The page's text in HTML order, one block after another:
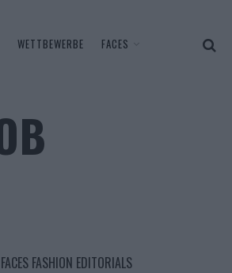
WETTBEWERBE FACES
FACES FASHION EDITORIALS